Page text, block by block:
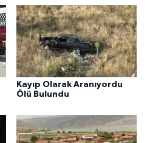
Kayıp Olarak Aranıyordu
Ölü Bulundu